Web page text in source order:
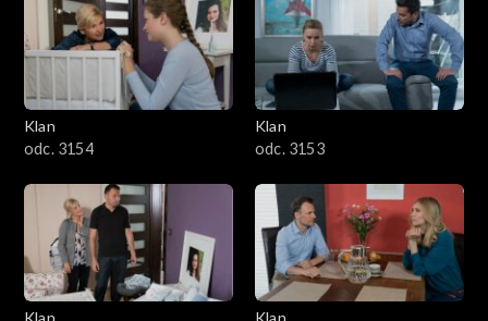
Klan
odc. 3154
Klan
odc. 3153